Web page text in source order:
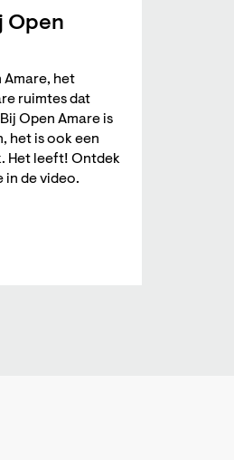
Open
Amare, het
ruimtes dat
Open Amare is
het is ook een
Het leeft! Ontdek
in de video.